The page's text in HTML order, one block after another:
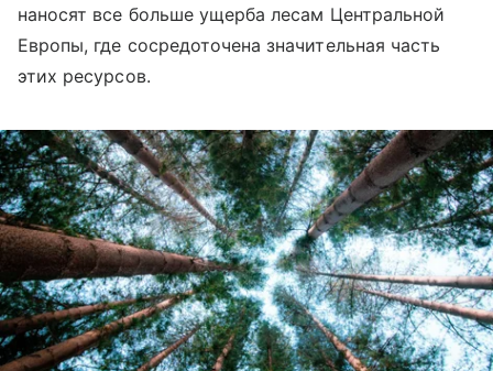
наносят все больше ущерба лесам Центральной
Европы, где сосредоточена значительная часть
этих ресурсов.